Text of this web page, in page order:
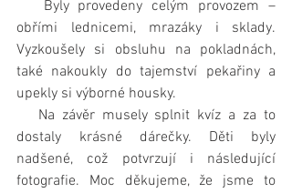
obřími lednicemi, mrazáky i sklady.
Vyzkoušely si obsluhu na pokladnách,
také nakoukly do tajemství pekařiny a
upekly si výborné housky.
dostaly krásné dárečky. Děti byly
nadšené, což potvrzují i následující
fotografie. Moc děkujeme, že jsme to